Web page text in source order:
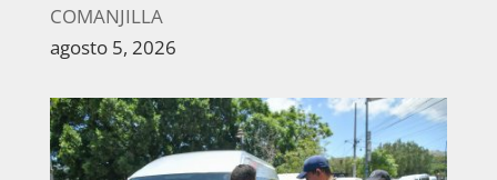
COMANJILLA
agosto 5, 2026